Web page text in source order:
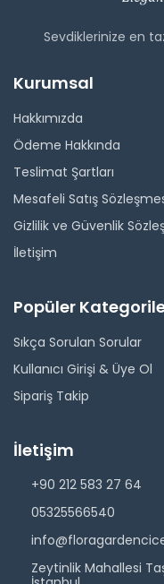
Sevdiklerinize en
Kurumsal
Hakkımızda
Ödeme Hakkında
Teslimat Şartları
Mesafeli Satış
Gizlilik ve Güvenlik
İletişim
Popüler
Sıkça Sorulan Sorular
Kullanıcı Girişi & Üye Ol
Sipariş Takip
İletişim
+90 212 583 27 64
05325566540
Zeytinlik Mahallesi